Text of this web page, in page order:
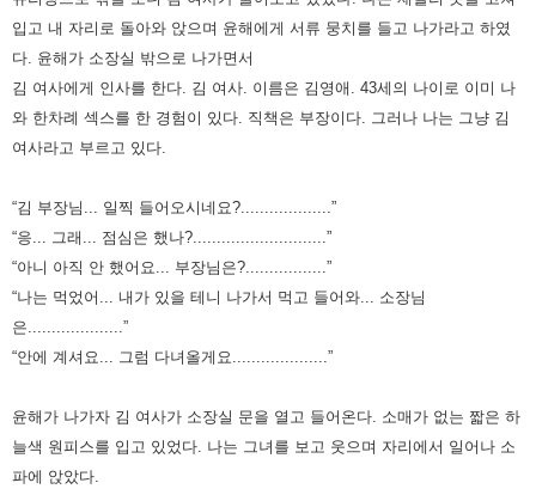
입고 내 자리로 돌아와 앉으며 윤해에게 서류 뭉치를 들고 나가라고 하였
다. 윤해가 소장실 밖으로 나가면서
김 여사에게 인사를 한다. 김 여사. 이름은 김영애. 43세의 나이로 이미 나
와 한차례 섹스를 한 경험이 있다. 직책은 부장이다.
그러나 나는 그냥 김
여사라고 부르고 있다.
“김 부장님... 일찍 들어오시네요?...................”
“응... 그래... 점심은 했나?............................”
“아니 아직 안 했어요... 부장님은?.................”
“나는 먹었어... 내가 있을 테니 나가서 먹고 들어와... 소장님
은....................”
“안에 계셔요... 그럼 다녀올게요....................”
윤해가 나가자 김 여사가 소장실 문을 열고 들어온다. 소매가 없는 짧은 하
늘색 원피스를 입고 있었다. 나는 그녀를 보고 웃으며 자리에서 일어나 소
파에 앉았다.